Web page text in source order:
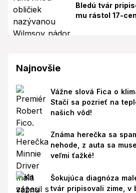
Bledú tvár
mu rástol 17-
Najnovšie
Vážne slová Fica o
Stačí sa pozrieť na
našich vôd!
Známa herečka sa
nehode, z auta sa
veľmi ťažké!
Šokujúca diagnóza
tvár pripisovali zime, v